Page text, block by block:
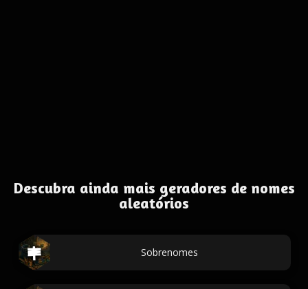
Descubra ainda mais geradores de nomes
aleatórios
Sobrenomes